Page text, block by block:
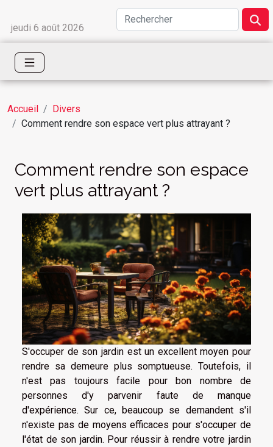
jeudi 6 août 2026
Accueil
Divers
Comment rendre son espace vert plus attrayant ?
Comment rendre son espace
vert plus attrayant ?
S'occuper de son jardin est un excellent moyen pour
rendre sa demeure plus somptueuse. Toutefois, il
n'est pas toujours facile pour bon nombre de
personnes d'y parvenir faute de manque
d'expérience. Sur ce, beaucoup se demandent s'il
n'existe pas de moyens efficaces pour s'occuper de
l'état de son jardin. Pour réussir à rendre votre jardin